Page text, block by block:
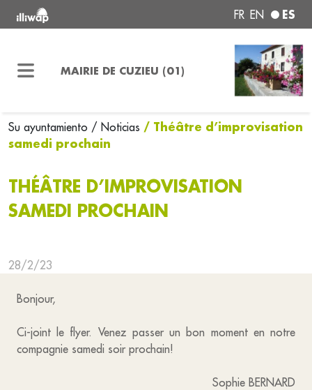
FR EN ES
MAIRIE DE CUZIEU (01)
Su ayuntamiento / Noticias / Théâtre d’improvisation
samedi prochain
THÉÂTRE D’IMPROVISATION
SAMEDI PROCHAIN
28/2/23
Bonjour,
Ci-joint le flyer. Venez passer un bon moment en notre
compagnie samedi soir prochain!
Sophie BERNARD